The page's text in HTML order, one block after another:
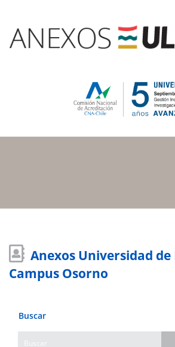
Anexos Universidad de
Campus Osorno
Buscar